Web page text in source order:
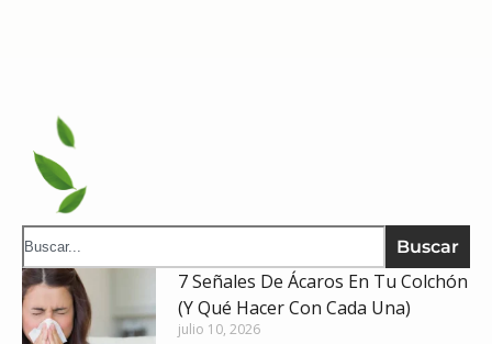
Buscar
7 Señales De Ácaros En Tu Colchón
(y Qué Hacer Con Cada Una)
julio 10, 2026